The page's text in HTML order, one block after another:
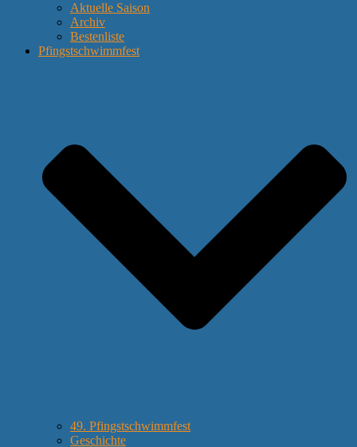
Aktuelle Saison
Archiv
Bestenliste
Pfingstschwimmfest
49. Pfingstschwimmfest
Geschichte